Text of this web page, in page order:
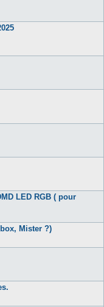
LED RGB ( pour
Mister ?)